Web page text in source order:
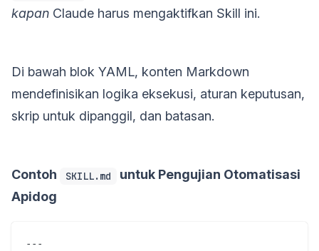
kapan Claude harus mengaktifkan Skill ini.
Di bawah blok YAML, konten Markdown
mendefinisikan logika eksekusi, aturan keputusan,
skrip untuk dipanggil, dan batasan.
Contoh SKILL.md
untuk Pengujian Otomatisasi
Apidog
---